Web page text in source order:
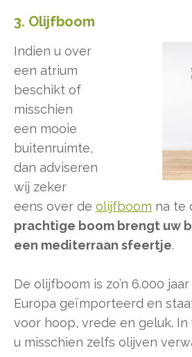
3. Olijfboom
Indien u over
een atrium
beschikt of
misschien
een mooie
buitenruimte,
dan adviseren
wij zeker
eens over de olijfboom na te
prachtige boom brengt uw
een mediterraan sfeertje.
De olijfboom is zo’n 6.000
Europa geïmporteerd en
voor hoop, vrede en geluk.
u misschien zelfs olijven